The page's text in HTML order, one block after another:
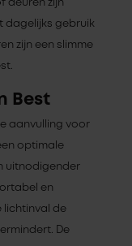
deuren zijn
dagelijks gebruik
zijn een slimme
Best
aanvulling voor
optimale
uitnodigender
en
lichtinval de
De